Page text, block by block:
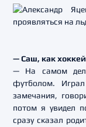
— Саш, как
— На самом
футболом.
замечания,
потом я увидел
сразу сказал